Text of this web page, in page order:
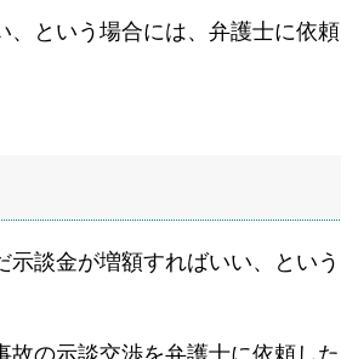
、という場合には、弁護士に依頼
談金が増額すればいい、という